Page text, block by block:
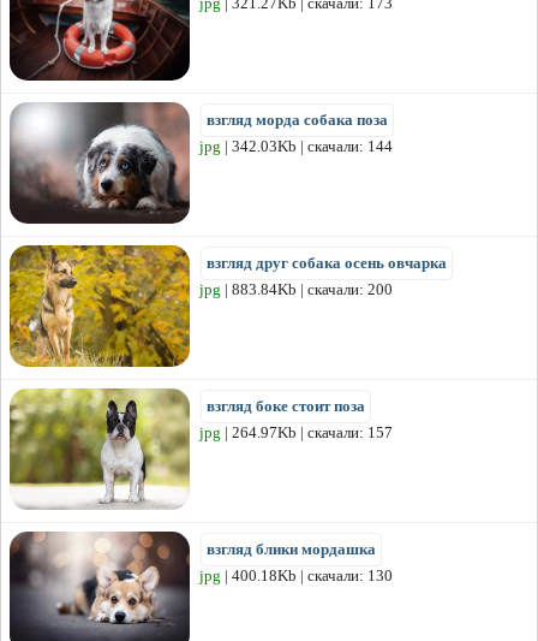
взгляд морда собака поза
jpg | 342.03Kb | скачали: 144
взгляд друг собака осень овчарка
jpg | 883.84Kb | скачали: 200
взгляд боке стоит поза
jpg | 264.97Kb | скачали: 157
взгляд блики мордашка
jpg | 400.18Kb | скачали: 130